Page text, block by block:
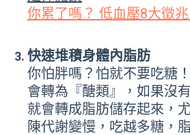
你累了嗎？ 低血壓8大徵
快速堆積身體內脂肪
你怕胖嗎？怕就不要吃糖
會轉為『醣類』，如果沒
就會轉成脂肪儲存起來，
陳代謝變慢，吃越多糖，